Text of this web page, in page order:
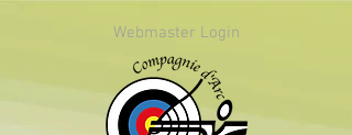
Webmaster Login